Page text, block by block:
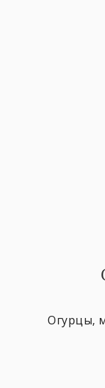
Огурцы,